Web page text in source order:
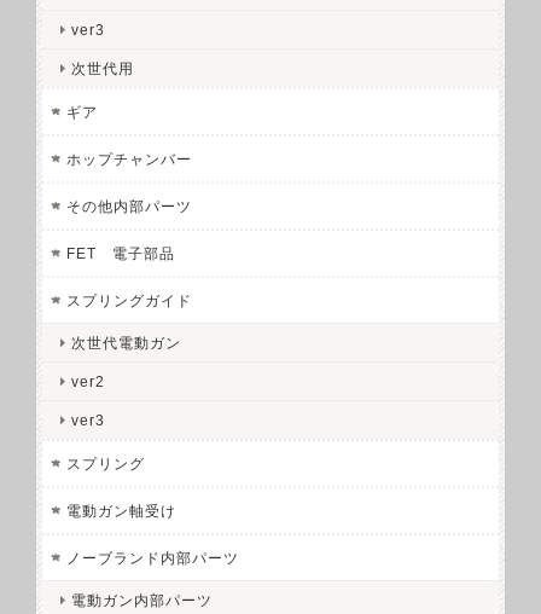
ver3
次世代用
ギア
ホップチャンバー
その他内部パーツ
FET 電子部品
スプリングガイド
次世代電動ガン
ver2
ver3
スプリング
電動ガン軸受け
ノーブランド内部パーツ
電動ガン内部パーツ